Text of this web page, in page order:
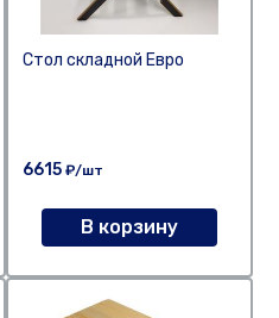
Стол складной Евро
6615 ₽/шт
В корзину